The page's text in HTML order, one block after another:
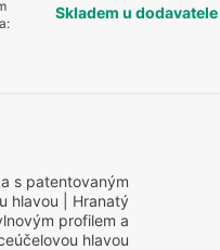
:
Skladem u dodavatele
s patentovaným
hlavou | Hranatý
profilem a
hlavou